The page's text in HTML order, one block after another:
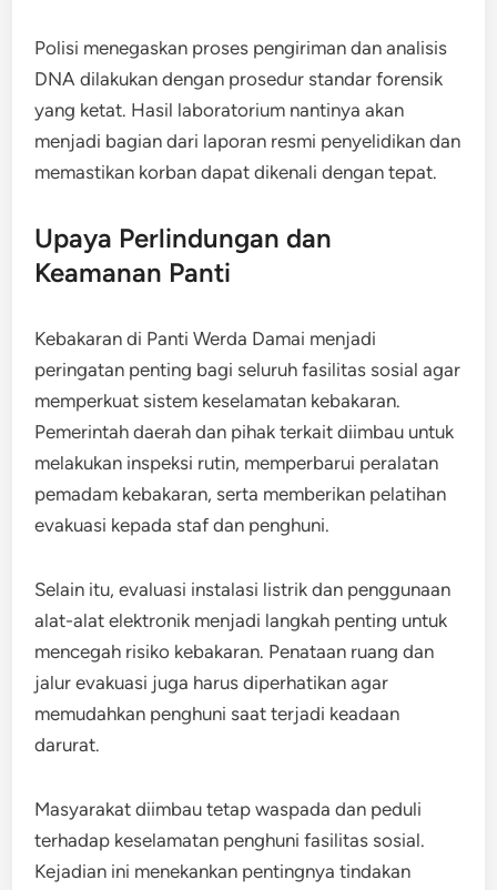
Polisi menegaskan proses pengiriman dan analisis
DNA dilakukan dengan prosedur standar forensik
yang ketat. Hasil laboratorium nantinya akan
menjadi bagian dari laporan resmi penyelidikan dan
memastikan korban dapat dikenali dengan tepat.
Upaya Perlindungan dan
Keamanan Panti
Kebakaran di Panti Werda Damai menjadi
peringatan penting bagi seluruh fasilitas sosial agar
memperkuat sistem keselamatan kebakaran.
Pemerintah daerah dan pihak terkait diimbau untuk
melakukan inspeksi rutin, memperbarui peralatan
pemadam kebakaran, serta memberikan pelatihan
evakuasi kepada staf dan penghuni.
Selain itu, evaluasi instalasi listrik dan penggunaan
alat-alat elektronik menjadi langkah penting untuk
mencegah risiko kebakaran. Penataan ruang dan
jalur evakuasi juga harus diperhatikan agar
memudahkan penghuni saat terjadi keadaan
darurat.
Masyarakat diimbau tetap waspada dan peduli
terhadap keselamatan penghuni fasilitas sosial.
Kejadian ini menekankan pentingnya tindakan